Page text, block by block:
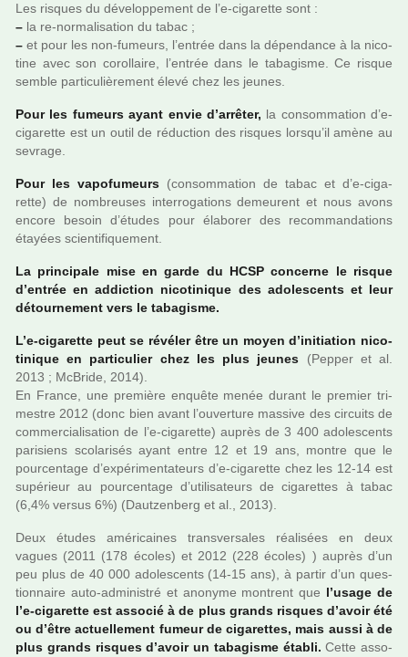
Les ris­ques du déve­lop­pe­ment de l’e-ciga­rette sont :
– la re-nor­ma­li­sa­tion du tabac ;
– et pour les non-fumeurs, l’entrée dans la dépen­dance à la nico­
tine avec son corol­laire, l’entrée dans le taba­gisme. Ce risque
semble par­ti­cu­liè­re­ment élevé chez les jeunes.
Pour les fumeurs ayant envie d’arrê­ter, la consom­ma­tion d’e-
ciga­rette est un outil de réduc­tion des ris­ques lorsqu’il amène au
sevrage.
Pour les vapo­fu­meurs (consom­ma­tion de tabac et d’e-ciga­
rette) de nom­breu­ses inter­ro­ga­tions demeu­rent et nous avons
encore besoin d’études pour élaborer des recom­man­da­tions
étayées scien­ti­fi­que­ment.
La prin­ci­pale mise en garde du HCSP concerne le risque
d’entrée en addic­tion nico­ti­ni­que des ado­les­cents et leur
détour­ne­ment vers le taba­gisme.
L’e-ciga­rette peut se révé­ler être un moyen d’ini­tia­tion nico­
ti­ni­que en par­ti­cu­lier chez les plus jeunes (Pepper et al.
2013 ; McBride, 2014).
En France, une pre­mière enquête menée durant le pre­mier tri­
mes­tre 2012 (donc bien avant l’ouver­ture mas­sive des cir­cuits de
com­mer­cia­li­sa­tion de l’e-ciga­rette) auprès de 3 400 ado­les­cents
pari­siens sco­la­ri­sés ayant entre 12 et 19 ans, montre que le
pour­cen­tage d’expé­ri­men­ta­teurs d’e-ciga­rette chez les 12-14 est
supé­rieur au pour­cen­tage d’uti­li­sa­teurs de ciga­ret­tes à tabac
(6,4% versus 6%) (Dautzenberg et al., 2013).
Deux études amé­ri­cai­nes trans­ver­sa­les réa­li­sées en deux
vagues (2011 (178 écoles) et 2012 (228 écoles) ) auprès d’un
peu plus de 40 000 ado­les­cents (14-15 ans), à partir d’un ques­
tion­naire auto-admi­nis­tré et ano­nyme mon­trent que l’usage de
l’e-ciga­rette est asso­cié à de plus grands ris­ques d’avoir été
ou d’être actuel­le­ment fumeur de ciga­ret­tes, mais aussi à de
plus grands ris­ques d’avoir un taba­gisme établi. Cette asso­